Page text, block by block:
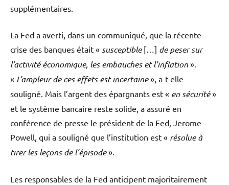
supplémentaires.
La Fed a averti, dans un communiqué, que la récente
crise des banques était « susceptible […] de peser sur
l’activité économique, les embauches et l’inflation ».
« L’ampleur de ces effets est incertaine», a-t-elle
souligné. Mais l’argent des épargnants est « en sécurité»
et le système bancaire reste solide, a assuré en
conférence de presse le président de la Fed, Jerome
Powell, qui a souligné que l’institution est « résolue à
tirer les leçons de l’épisode».
Les responsables de la Fed anticipent majoritairement